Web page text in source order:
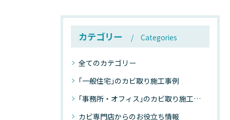
カテゴリー Categories
全てのカテゴリー
｢一般住宅｣のカビ取り施工事例
｢事務所・オフィス｣のカビ取り施工事例
カビ専門店からのお役立ち情報